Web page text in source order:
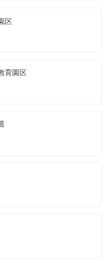
区
育園区